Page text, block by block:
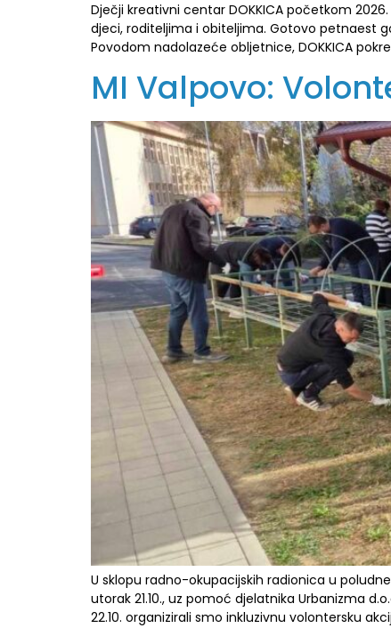
Dječji kreativni centar DOKKICA početkom
djeci, roditeljima i obiteljima. Gotovo petnaest
Povodom nadolazeće obljetnice, DOKKICA
MI Valpovo:
U sklopu radno-okupacijskih radionica u
utorak 21.10., uz pomoć djelatnika Urbanizma
22.10. organizirali smo inkluzivnu volontersku